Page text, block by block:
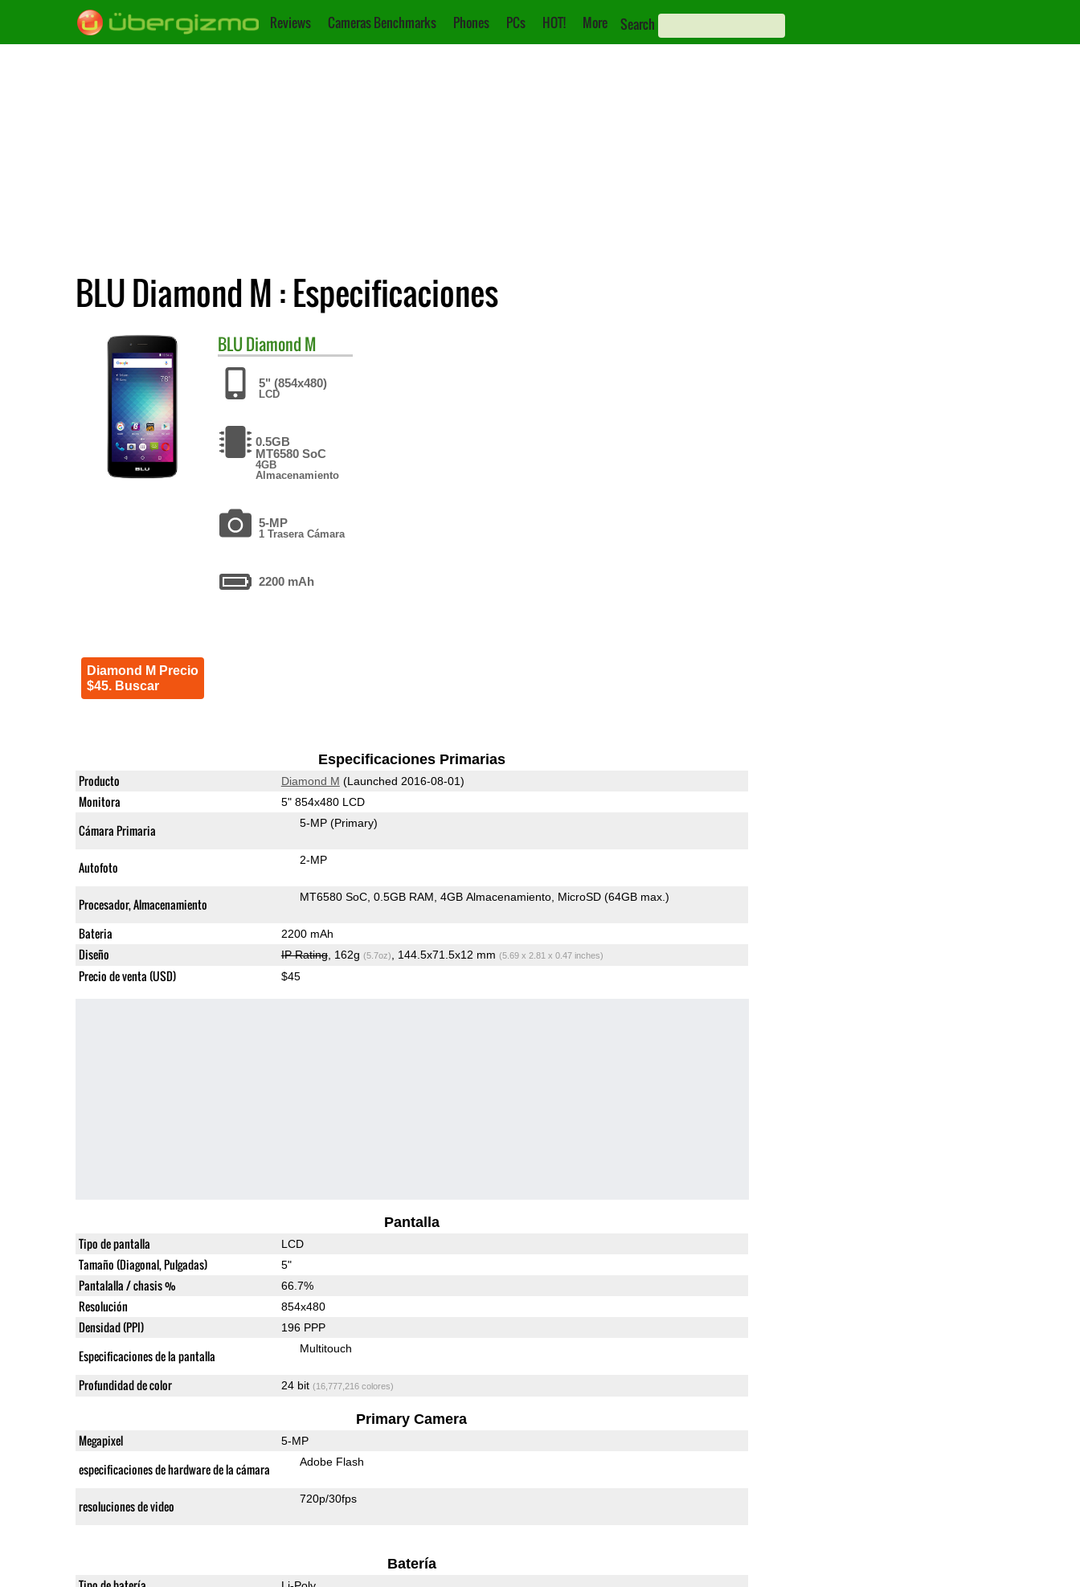
Reviews Cameras Benchmarks Phones PCs HOT! More Search
BLU Diamond M : Especificaciones
BLUDiamond M
5" (854x480)
LCD
0.5GB
MT6580 SoC
4GB
Almacenamiento
5-MP
1 Trasera Cámara
2200 mAh
Diamond M Precio
$45. Buscar
Especificaciones Primarias
Producto Diamond M (Launched 2016-08-01)
Monitora 5" 854x480 LCD
Cámara Primaria 5-MP (Primary)
Autofoto 2-MP
Procesador, Almacenamiento MT6580 SoC 0.5GB RAM 4GB Almacenamiento MicroSD (64GB max.)
Bateria 2200 mAh
Diseño IP Rating, 162g (5.7oz) , 144.5x71.5x12 mm (5.69 x 2.81 x 0.47 inches)
Precio de venta (USD) $45
Pantalla
Tipo de pantalla LCD
Tamaño (Diagonal, Pulgadas) 5"
Pantalalla / chasis % 66.7%
Resolución 854x480
Densidad (PPI) 196 PPP
Especificaciones de la pantalla Multitouch
Profundidad de color 24 bit (16,777,216 colores)
Primary Camera
Megapixel 5-MP
especificaciones de hardware de la cámara Adobe Flash
resoluciones de video 720p/30fps
Batería